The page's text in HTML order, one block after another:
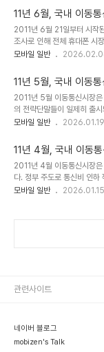
였다. 통신사별 전월대비 증
더욱 침체되었다.7월 전월
-0.3%, LG U+ 0.3%를 각
SKT 50.83%, KT
와 LG U+는 증가하였고 KT
시장은 'SKT의 반전, LG U+
11년 6월, 국내 이동
2011년 6월 21일부터 시작
조사로 인해 전체 휴대폰 시
원을 초과한 보조금을 일체
는 호조를 이어갔다.6월말,
으로 전월대비 3,859명이
2004년 8월 이후 7년만에
2G 서비스 종료를 위해 KT
는 2G 휴대전화 사용자 가운
였다. 통신사별 전월대비 증
모바일 일반
11년 5월, 국내 이동
2011년 5월 이동통신시장
의 전략단말들이 일제히 출
다. 전체 시장을 리드한 단말
이 시장에서 좋은 반응을 받
사들의 마케팅비용이 일제히
통신사별 전월대비 가입자
U+ 0.5%를 각각 기록하였
KT 31.69%, LG U+
모바일 일반 2026.01.19
11년 4월, 국내 이동
2011년 4월 이동통신시장
다. 정부 주도로 통신비 인하
담합·출고가조작 조사 등이
0.2%, LG U+ 0.3%를 각
순 증가세..
모바일 일반 2026.01.15
네이버 블로그
mobizen's Talk
관련사이트